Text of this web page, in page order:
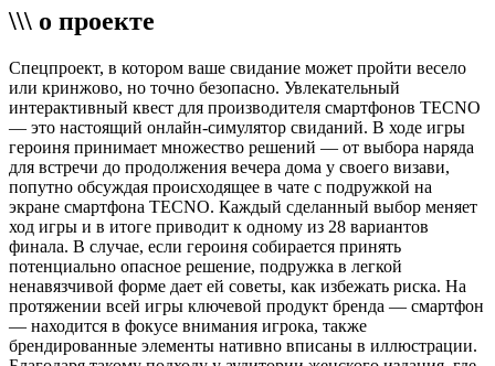
\\\ о проекте
Спецпроект, в котором ваше свидание может пройти весело
или кринжово, но точно безопасно. Увлекательный
интерактивный квест для производителя смартфонов TECNO
— это настоящий онлайн-симулятор свиданий. В ходе игры
героиня принимает множество решений — от выбора наряда
для встречи до продолжения вечера дома у своего визави,
попутно обсуждая происходящее в чате с подружкой на
экране смартфона TECNO. Каждый сделанный выбор меняет
ход игры и в итоге приводит к одному из 28 вариантов
финала. В случае, если героиня собирается принять
потенциально опасное решение, подружка в легкой
ненавязчивой форме дает ей советы, как избежать риска. На
протяжении всей игры ключевой продукт бренда — смартфон
— находится в фокусе внимания игрока, также
брендированные элементы нативно вписаны в иллюстрации.